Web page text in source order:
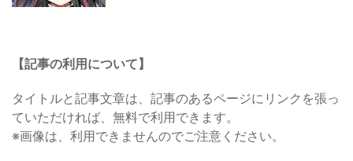
【記事の利用について】
タイトルと記事文章は、記事のあるページにリンクを張っ
ていただければ、無料で利用できます。
※画像は、利用できませんのでご注意ください。